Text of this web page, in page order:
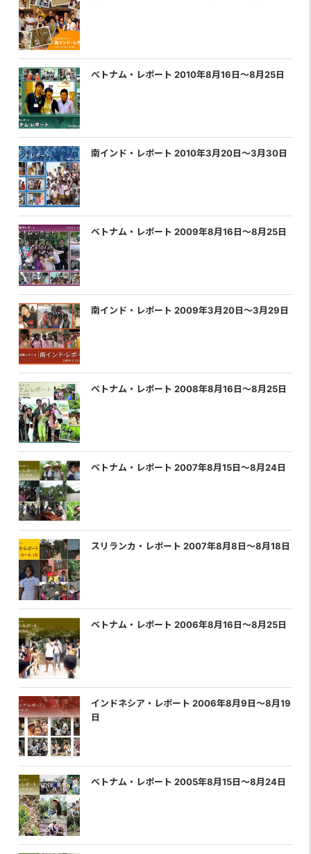
べトナム・レポート 2010年8月16日〜8月25日
南インド・レポート 2010年3月20日〜3月30日
ベトナム・レポート 2009年8月16日〜8月25日
南インド・レポート 2009年3月20日〜3月29日
ベトナム・レポート 2008年8月16日〜8月25日
ベトナム・レポート 2007年8月15日〜8月24日
スリランカ・レポート 2007年8月8日〜8月18日
ベトナム・レポート 2006年8月16日〜8月25日
インドネシア・レポート 2006年8月9日〜8月19
日
ベトナム・レポート 2005年8月15日〜8月24日